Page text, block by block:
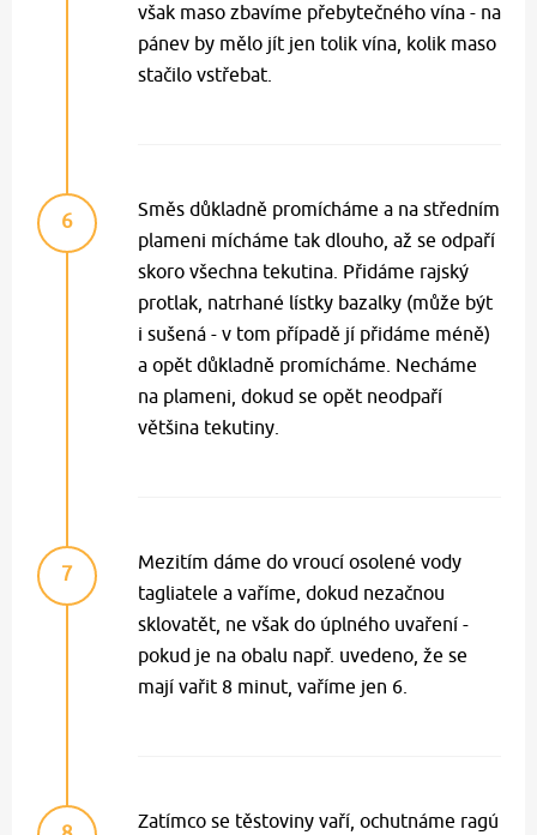
však maso zbavíme přebytečného vína - na
pánev by mělo jít jen tolik vína, kolik maso
stačilo vstřebat.
6
Směs důkladně promícháme a na středním
plameni mícháme tak dlouho, až se odpaří
skoro všechna tekutina. Přidáme rajský
protlak, natrhané lístky bazalky (může být
i sušená - v tom případě jí přidáme méně)
a opět důkladně promícháme. Necháme
na plameni, dokud se opět neodpaří
většina tekutiny.
7
Mezitím dáme do vroucí osolené vody
tagliatele a vaříme, dokud nezačnou
sklovatět, ne však do úplného uvaření -
pokud je na obalu např. uvedeno, že se
mají vařit 8 minut, vaříme jen 6.
Zatímco se těstoviny vaří, ochutnáme ragú